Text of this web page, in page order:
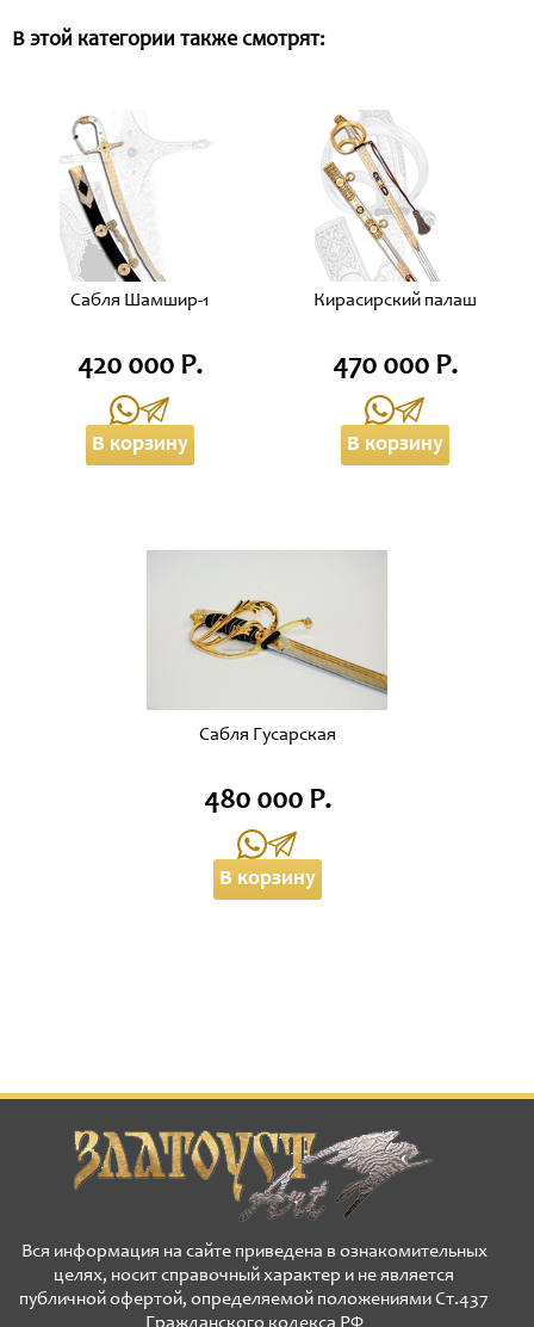
В этой категории также смотрят:
Сабля Шамшир-1
420 000 Р.
В корзину
Кирасирский палаш
470 000 Р.
В корзину
Сабля Гусарская
480 000 Р.
В корзину
Вся информация на сайте приведена в ознакомительных
целях, носит справочный характер и не является
публичной офертой, определяемой положениями Ст.437